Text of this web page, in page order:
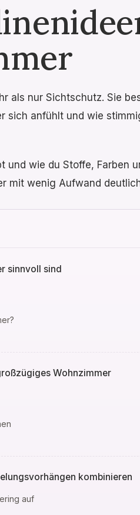
als nur Sichtschutz. Sie
sich anfühlt und wie
und wie du Stoffe, Farben
mit wenig Aufwand
sinnvoll sind
Wohnzimmer
kombinieren
auf